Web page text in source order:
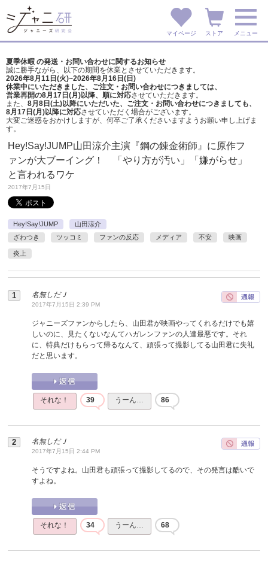
マイページ ストア メニュー
夏季休暇 の発送・お問い合わせに関するお知らせ
誠に勝手ながら、以下の期間を休業とさせていただきます。
2026年8月11日(火)~2026年8月16日(日)
休業中にいただきました、ご注文・お問い合わせにつきましては、
営業再開の8月17日(月)以降、順に対応させていただきます。
また、 8月8日(土)以降にいただいた、ご注文・ お問い合わせにつきましても、
8月17日(月)以降に対応させていただく場合がございます。
大変ご迷惑をおかけしますが、 何卒ご了承くださいますようお願い申し上げま
す。
Hey!Say!JUMP山田涼介主演『鋼の錬金術師』に原作フ
ァンが大ブーイング！ 「やり方が汚い」「嫌がらせ」
と言われるワケ
2017年7月15日
Hey!Say!JUMP
山田涼介
ざわつき
ツッコミ ファンの反応 メディア 不安 映画
炎上
名無しだＪ
2017年7月15日 2:39 PM
ジャニーズファンからしたら、山田君が映画やってくれるだけでも嬉
しいのに、見たくないなんてハガレンファンの人達最悪です。それ
に、特典だけもらって帰るなんて、頑張って撮影してる山田君に失礼
だと思います。
それな！ 39 うーん… 86
名無しだＪ
2017年7月15日 2:44 PM
そうですよね。山田君も頑張って撮影してるので、その発言は酷いで
すよね。
それな！ 34 うーん… 68